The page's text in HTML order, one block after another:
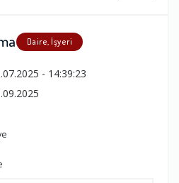
Daire, İşyeri
- 14:39:23